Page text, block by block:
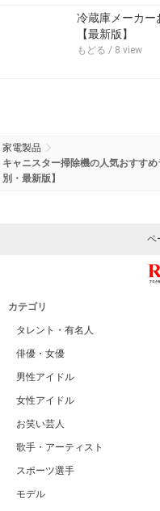
冷蔵庫メーカー
【最新版】
もどる / 8 view
家電製品
キャニスター掃除機の人気おすす
別・最新版】
ペ
カテゴリ
タレント・有名人
俳優・女優
男性アイドル
女性アイドル
お笑い芸人
歌手・アーティスト
スポーツ選手
モデル